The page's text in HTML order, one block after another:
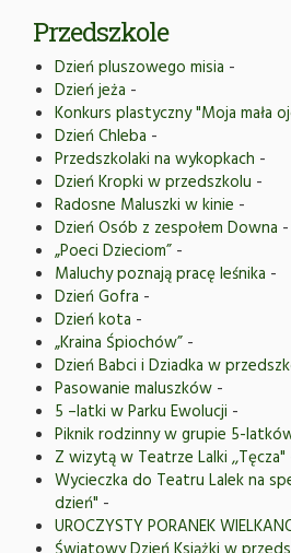
Przedszkole
Dzień pluszowego misia -
Dzień jeża -
Konkurs plastyczny "Moja mała
Dzień Chleba -
Przedszkolaki na wykopkach -
Dzień Kropki w przedszkolu -
Radosne Maluszki w kinie -
Dzień Osób z zespołem Downa -
„Poeci Dzieciom” -
Maluchy poznają pracę leśnika -
Dzień Gofra -
Dzień kota -
„Kraina Śpiochów” -
Dzień Babci i Dziadka w
Pasowanie maluszków -
5 –latki w Parku Ewolucji -
Piknik rodzinny w grupie 5-
Z wizytą w Teatrze Lalki ,,Tęcza"
Wycieczka do Teatru Lalek na
dzień" -
UROCZYSTY PORANEK